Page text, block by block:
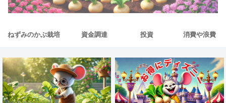
ねずみのかぶ栽培 資金調達 投資 消費や浪費